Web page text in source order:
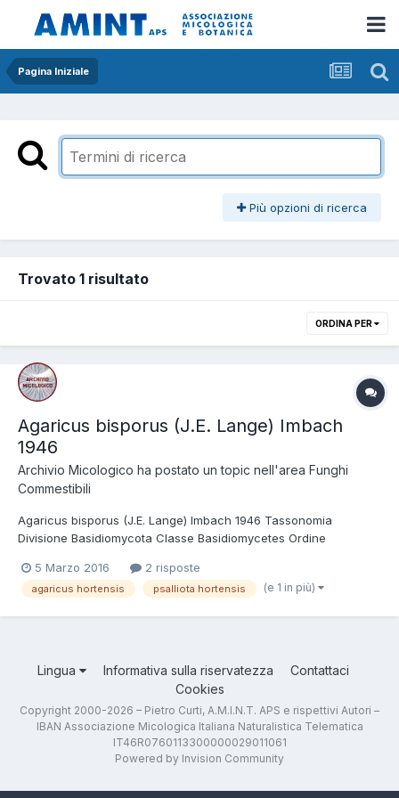
Pagina Iniziale
Più opzioni di ricerca
Trovato 1 risultato
ORDINA PER
Agaricus bisporus (J.E. Lange) Imbach
1946
Archivio Micologico ha postato un topic nell'area Funghi
Commestibili
Agaricus bisporus (J.E. Lange) Imbach 1946 Tassonomia
Divisione Basidiomycota Classe Basidiomycetes Ordine
Agaricus Sezione Bivelares Sinonimi Psalliota hortensis (Cooke)
J.E. Lange 1926 Agaricus hortensis (Cooke...
5 Marzo 2016 2 risposte
agaricus hortensis psalliota hortensis (e 1 in più)
Lingua Informativa sulla riservatezza
Contattaci
Cookies
Copyright 2000-2026 – Pietro Curti, A.M.I.N.T. APS e rispettivi Autori –
IBAN Associazione Micologica Italiana Naturalistica Telematica
IT46R0760113300000029011061
Powered by Invision Community